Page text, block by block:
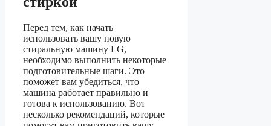
Перед тем, как начать
использовать вашу новую
стиральную машину LG,
необходимо выполнить некоторые
подготовительные шаги. Это
поможет вам убедиться, что
машина работает правильно и
готова к использованию. Вот
несколько рекомендаций, которые